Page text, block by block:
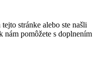
stránke alebo ste našli
pomôžete s doplnením